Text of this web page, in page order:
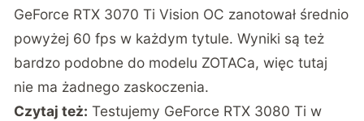
GeForce RTX 3070 Ti Vision OC zanotował średnio
powyżej 60 fps w każdym tytule. Wyniki są też
bardzo podobne do modelu ZOTACa, więc tutaj
nie ma żadnego zaskoczenia.
Czytaj też: Testujemy GeForce RTX 3080 Ti w